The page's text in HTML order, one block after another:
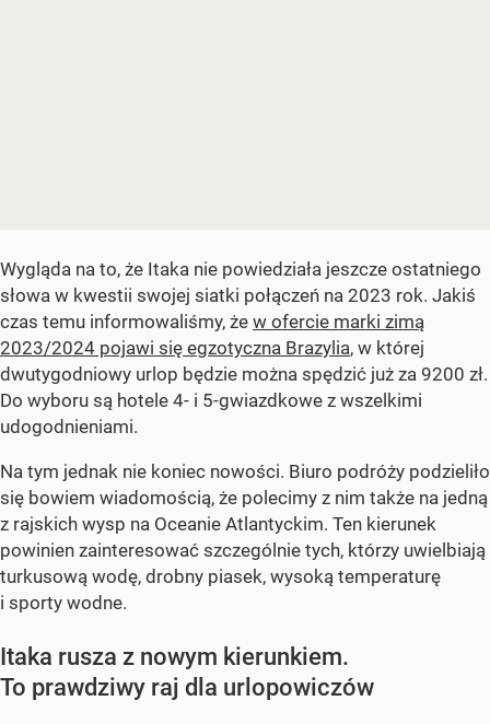
Wygląda na to, że Itaka nie powiedziała jeszcze ostatniego
słowa w kwestii swojej siatki połączeń na 2023 rok. Jakiś
czas temu informowaliśmy, że w ofercie marki zimą
2023/2024 pojawi się egzotyczna Brazylia, w której
dwutygodniowy urlop będzie można spędzić już za 9200 zł.
Do wyboru są hotele 4- i 5-gwiazdkowe z wszelkimi
udogodnieniami.
Na tym jednak nie koniec nowości. Biuro podróży podzieliło
się bowiem wiadomością, że polecimy z nim także na jedną
z rajskich wysp na Oceanie Atlantyckim. Ten kierunek
powinien zainteresować szczególnie tych, którzy uwielbiają
turkusową wodę, drobny piasek, wysoką temperaturę
i sporty wodne.
Itaka rusza z nowym kierunkiem.
To prawdziwy raj dla urlopowiczów